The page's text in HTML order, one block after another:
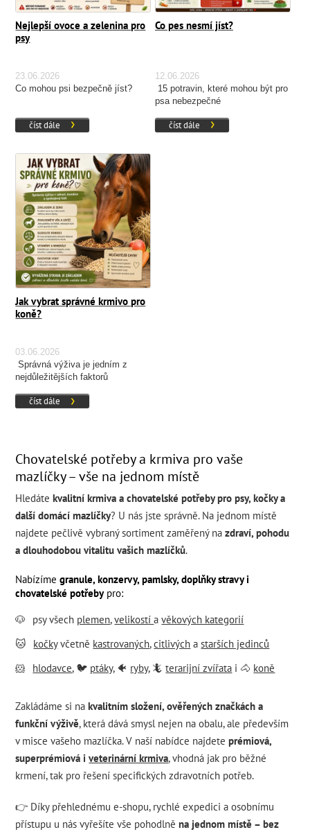
Nejlepší ovoce a zelenina pro
psy
23.06.2026
Co mohou psi bezpečně jíst?
číst dále
Co pes nesmí jíst?
12.06.2026
15 potravin, které mohou být pro
psa nebezpečné
číst dále
Jak vybrat správné krmivo pro
koně?
03.06.2026
Správná výživa je jedním z
nejdůležitějších faktorů
výkonnost koně.
číst dále
Chovatelské potřeby a krmiva pro vaše
mazlíčky – vše na jednom místě
Hledátekvalitní krmiva a chovatelské potřeby pro psy, kočky a
další domácí mazlíčky? U nás jste správně. Na jednom místě
najdete pečlivě vybraný sortiment zaměřený nazdraví, pohodu
a dlouhodobou vitalitu vašich mazlíčků.
Nabízímegranule, konzervy, pamlsky, doplňky stravy i
chovatelské potřebypro:
🐶
psy všech plemen,velikostíavěkových kategorií
🐱
kočkyvčetně kastrovaných,citlivých astarších jedinců
🐹
hlodavce, 🐦 ptáky, 🐠 ryby, 🦎terarijní zvířata i 🐴 koně
Zakládáme si nakvalitním složení, ověřených značkách a
funkční výživě, která dává smysl nejen na obalu, ale především
v misce vašeho mazlíčka. V naší nabídce najdeteprémiová,
superprémiová iveterinární krmiva, vhodná jak pro běžné
krmení, tak pro řešení specifických zdravotních potřeb.
👉 Díky přehlednému e-shopu, rychlé expedici a osobnímu
přístupu u nás vyřešíte vše pohodlněna jednom místě – bez